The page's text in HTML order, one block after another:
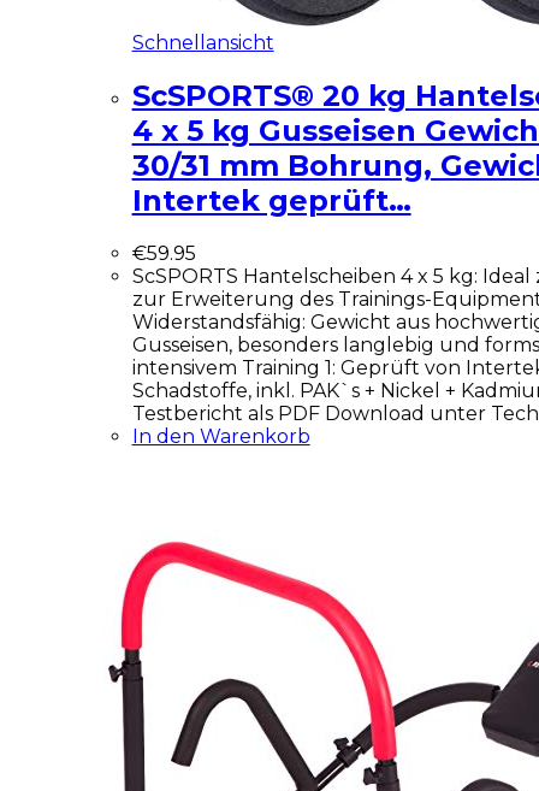
Schnellansicht
ScSPORTS® 20 kg
4 x 5 kg Gusseisen
30/31 mm Bohrung,
Intertek geprüft…
€59.95
ScSPORTS Hantelscheiben 4 x 5 kg:
zur Erweiterung des Trainings-
Widerstandsfähig: Gewicht aus
Gusseisen, besonders langlebig und
intensivem Training 1: Geprüft von
Schadstoffe, inkl. PAK`s + Nickel +
Testbericht als PDF Download unter
In den Warenkorb